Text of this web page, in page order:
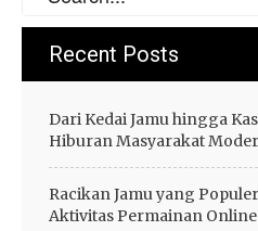
Recent Posts
Dari Kedai Jamu hingga
Hiburan Masyarakat
Racikan Jamu yang
Aktivitas Permainan